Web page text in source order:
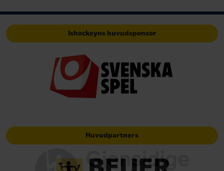
Ishockeyns huvudsponsor
Huvudpartners